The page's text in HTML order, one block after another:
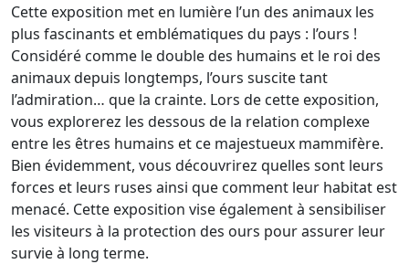
Cette exposition met en lumière l’un des animaux les
plus fascinants et emblématiques du pays : l’ours !
Considéré comme le double des humains et le roi des
animaux depuis longtemps, l’ours suscite tant
l’admiration… que la crainte. Lors de cette exposition,
vous explorerez les dessous de la relation complexe
entre les êtres humains et ce majestueux mammifère.
Bien évidemment, vous découvrirez quelles sont leurs
forces et leurs ruses ainsi que comment leur habitat est
menacé. Cette exposition vise également à sensibiliser
les visiteurs à la protection des ours pour assurer leur
survie à long terme.